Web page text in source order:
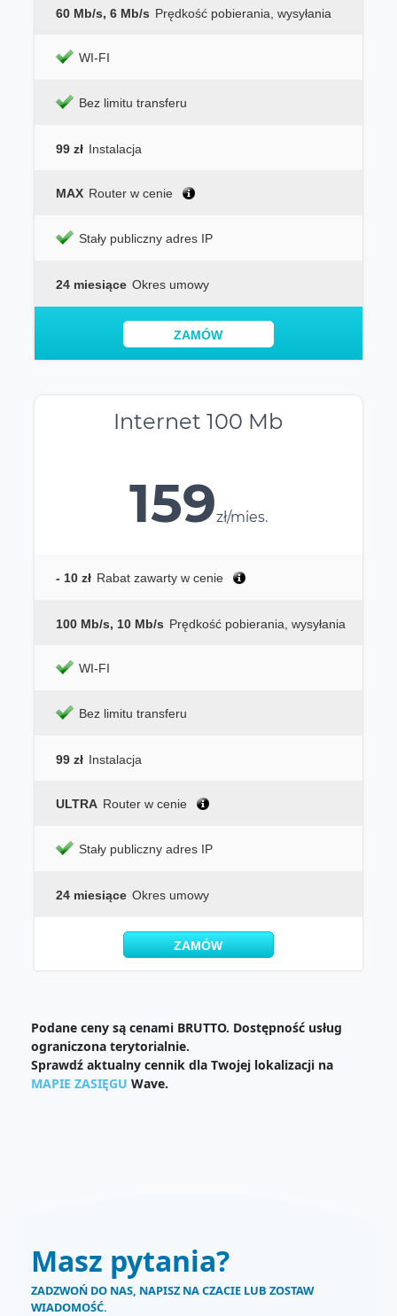
60 Mb/s, 6 Mb/s Prędkość pobierania, wysyłania
WI-FI
Bez limitu transferu
99 zł Instalacja
MAX Router w cenie
Stały publiczny adres IP
24 miesiące Okres umowy
ZAMÓW
Internet 100 Mb
159zł/mies.
- 10 zł Rabat zawarty w cenie
100 Mb/s, 10 Mb/s Prędkość pobierania, wysyłania
WI-FI
Bez limitu transferu
99 zł Instalacja
ULTRA Router w cenie
Stały publiczny adres IP
24 miesiące Okres umowy
ZAMÓW
Podane ceny są cenami BRUTTO. Dostępność usług
ograniczona terytorialnie.
Sprawdź aktualny cennik dla Twojej lokalizacji na
MAPIE ZASIĘGU Wave.
Masz pytania?
ZADZWOŃ DO NAS, NAPISZ NA CZACIE LUB ZOSTAW
WIADOMOŚĆ.